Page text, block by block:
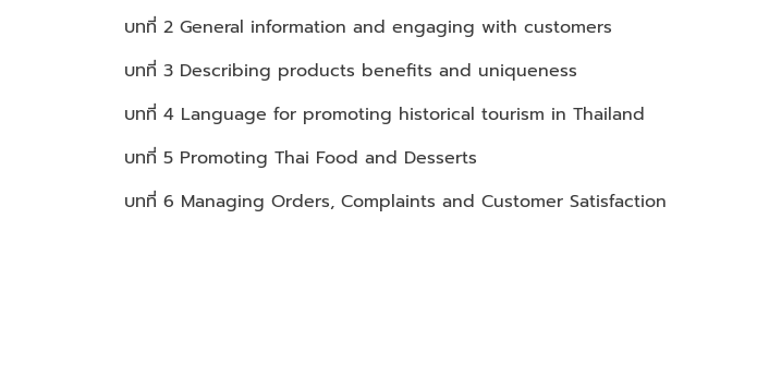
บทที่ 2 General information and engaging with customers
บทที่ 3 Describing products benefits and uniqueness
บทที่ 4 Language for promoting historical tourism in Thailand
บทที่ 5 Promoting Thai Food and Desserts
บทที่ 6 Managing Orders, Complaints and Customer Satisfaction